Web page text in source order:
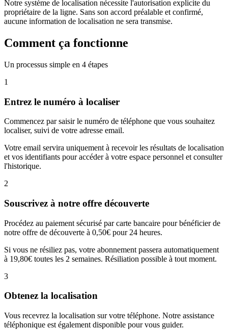
Notre système de localisation nécessite l'autorisation explicite du
propriétaire de la ligne. Sans son accord préalable et confirmé,
aucune information de localisation ne sera transmise.
Comment ça fonctionne
Un processus simple en 4 étapes
1
Entrez le numéro à localiser
Commencez par saisir le numéro de téléphone que vous souhaitez
localiser, suivi de votre adresse email.
Votre email servira uniquement à recevoir les résultats de localisation
et vos identifiants pour accéder à votre espace personnel et consulter
l'historique.
2
Souscrivez à notre offre découverte
Procédez au paiement sécurisé par carte bancaire pour bénéficier de
notre offre de découverte à 0,50€ pour 24 heures.
Si vous ne résiliez pas, votre abonnement passera automatiquement
à 19,80€ toutes les 2 semaines. Résiliation possible à tout moment.
3
Obtenez la localisation
Vous recevrez la localisation sur votre téléphone. Notre assistance
téléphonique est également disponible pour vous guider.